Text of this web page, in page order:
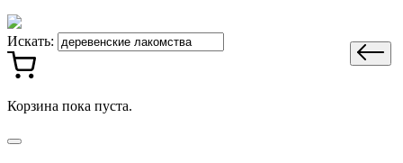
Искать:
Корзина пока пуста.